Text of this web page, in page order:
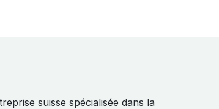
suisse spécialisée dans la